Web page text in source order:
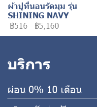
ผ้าปูที่นอนรัดมุม รุ่น
SHINING NAVY
฿516 - ฿5,160
บริการ
ผ่อน 0% 10 เดือน